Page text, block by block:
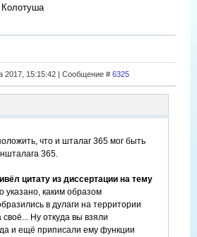
2017, 15:15:42 | Сообщение # 6325
что и шталаг 365 мог быть
365.
цитату из диссертации на тему
указано, каким образом
в дулаги на территории
Ну откуда вы взяли
и ещё приписали ему функции